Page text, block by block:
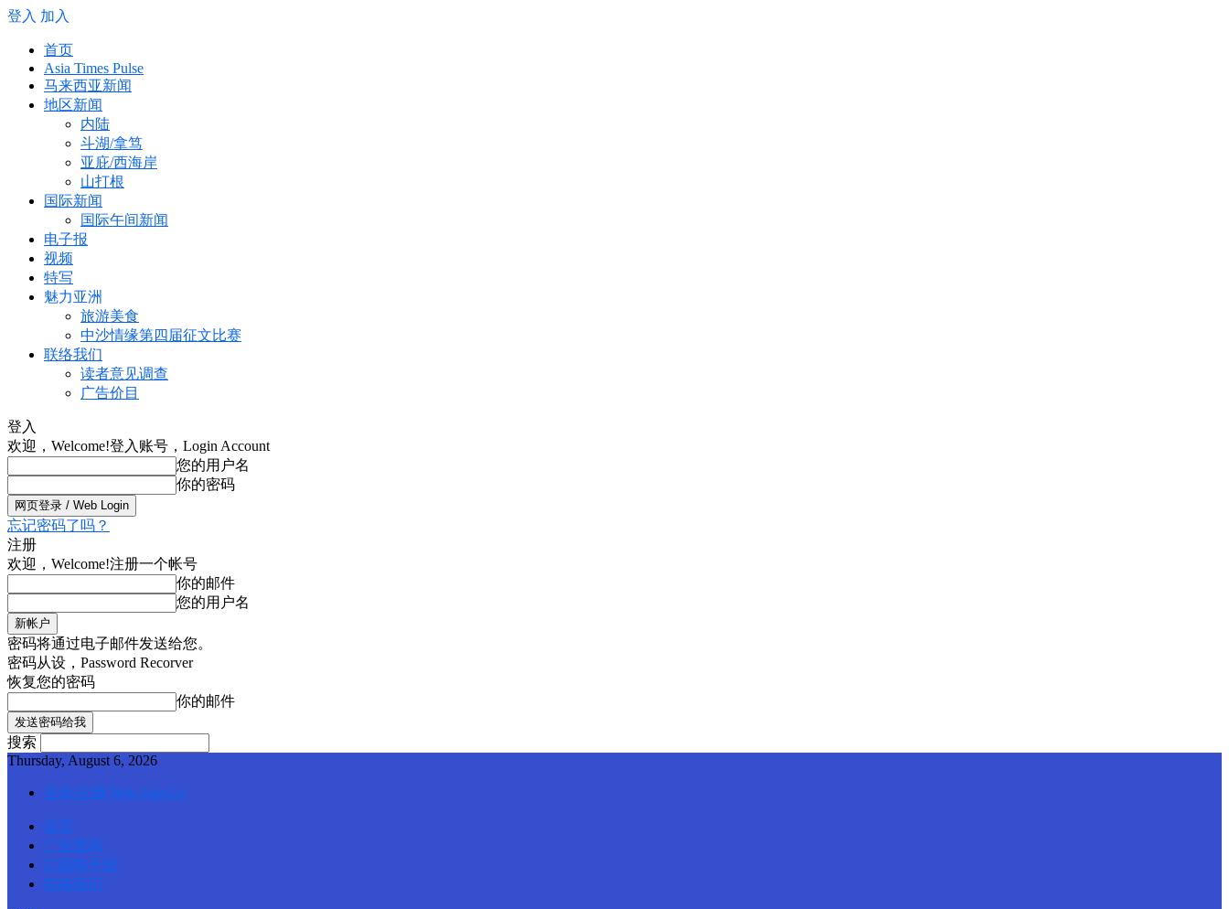
登入 加入
首页
Asia Times Pulse
马来西亚新闻
地区新闻
内陆
斗湖/拿笃
亚庇/西海岸
山打根
国际新闻
国际午间新闻
电子报
视频
特写
魅力亚洲
旅游美食
中沙情缘第四届征文比赛
联络我们
读者意见调查
广告价目
登入
欢迎，Welcome!登入账号，Login Account
您的用户名
你的密码
忘记密码了吗？
注册
欢迎，Welcome!注册一个帐号
你的邮件
您的用户名
密码将通过电子邮件发送给您。
密码从设，Password Recorver
恢复您的密码
你的邮件
搜索
Thursday, August 6, 2026
登录/注册 Web SignUp
首页
广告查询
订阅电子报
联络我们